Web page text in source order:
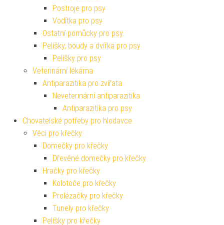
Postroje pro psy
Vodítka pro psy
Ostatní pomůcky pro psy
Pelíšky, boudy a dvířka pro psy
Pelíšky pro psy
Veterinární lékárna
Antiparazitika pro zvířata
Neveterinární antiparazitika
Antiparazitika pro psy
Chovatelské potřeby pro hlodavce
Věci pro křečky
Domečky pro křečky
Dřevěné domečky pro křečky
Hračky pro křečky
Kolotoče pro křečky
Prolézačky pro křečky
Tunely pro křečky
Pelíšky pro křečky